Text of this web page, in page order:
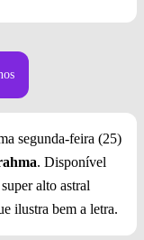
segunda-feira (25)
. Disponível
alto astral
ilustra bem a letra.